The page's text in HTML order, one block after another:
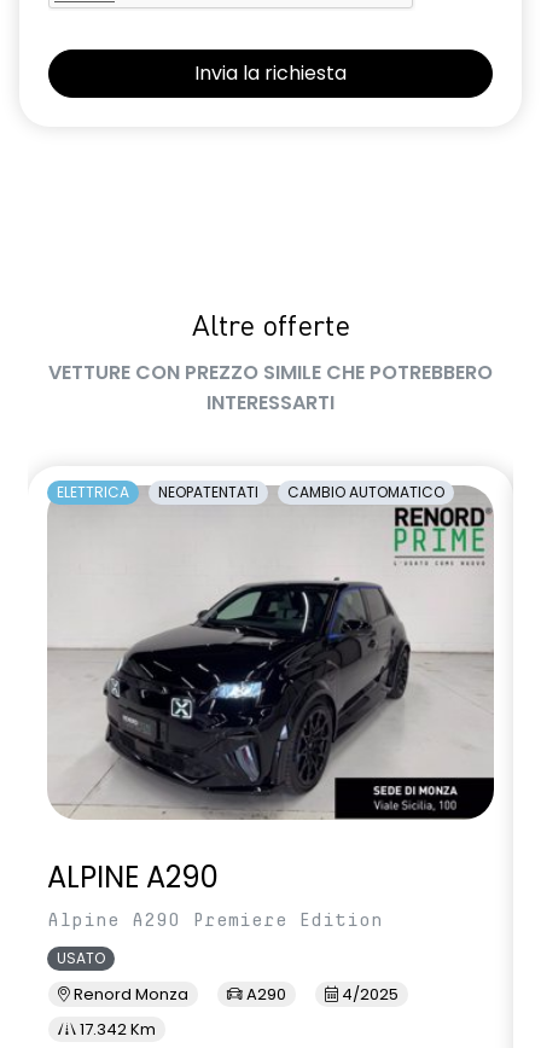
senza stripping tetto e cofano
sistema di frenata d'emergenza attiva con riconoscimento
pedoni, ciclisti e incroci
Altre offerte
VETTURE CON PREZZO SIMILE CHE POTREBBERO
INTERESSARTI
ELETTRICA NEOPATENTATI CAMBIO AUTOMATICO
ALPINE A290
Alpine A290 Premiere Edition
USATO
Renord Monza A290
4/2025
17.342 Km